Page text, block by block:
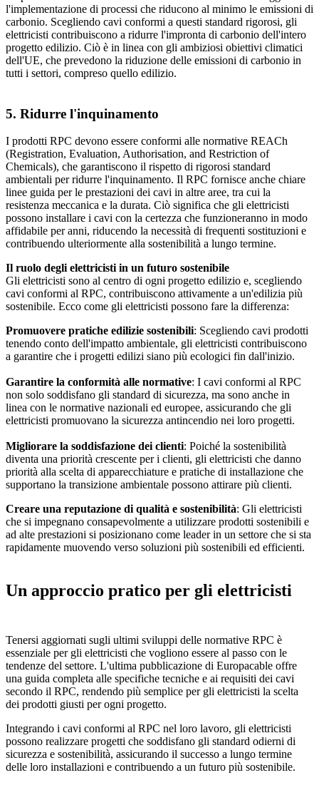
l'implementazione di processi che riducono al minimo le emissioni di
carbonio. Scegliendo cavi conformi a questi standard rigorosi, gli
elettricisti contribuiscono a ridurre l'impronta di carbonio dell'intero
progetto edilizio. Ciò è in linea con gli ambiziosi obiettivi climatici
dell'UE, che prevedono la riduzione delle emissioni di carbonio in
tutti i settori, compreso quello edilizio.
5. Ridurre l'inquinamento
I prodotti RPC devono essere conformi alle normative REACh
(Registration, Evaluation, Authorisation, and Restriction of
Chemicals), che garantiscono il rispetto di rigorosi standard
ambientali per ridurre l'inquinamento. Il RPC fornisce anche chiare
linee guida per le prestazioni dei cavi in altre aree, tra cui la
resistenza meccanica e la durata. Ciò significa che gli elettricisti
possono installare i cavi con la certezza che funzioneranno in modo
affidabile per anni, riducendo la necessità di frequenti sostituzioni e
contribuendo ulteriormente alla sostenibilità a lungo termine.
Il ruolo degli elettricisti in un futuro sostenibile
Gli elettricisti sono al centro di ogni progetto edilizio e, scegliendo
cavi conformi al RPC, contribuiscono attivamente a un'edilizia più
sostenibile. Ecco come gli elettricisti possono fare la differenza:
Promuovere pratiche edilizie sostenibili: Scegliendo cavi prodotti
tenendo conto dell'impatto ambientale, gli elettricisti contribuiscono
a garantire che i progetti edilizi siano più ecologici fin dall'inizio.
Garantire la conformità alle normative: I cavi conformi al RPC
non solo soddisfano gli standard di sicurezza, ma sono anche in
linea con le normative nazionali ed europee, assicurando che gli
elettricisti promuovano la sicurezza antincendio nei loro progetti.
Migliorare la soddisfazione dei clienti: Poiché la sostenibilità
diventa una priorità crescente per i clienti, gli elettricisti che danno
priorità alla scelta di apparecchiature e pratiche di installazione che
supportano la transizione ambientale possono attirare più clienti.
Creare una reputazione di qualità e sostenibilità: Gli elettricisti
che si impegnano consapevolmente a utilizzare prodotti sostenibili e
ad alte prestazioni si posizionano come leader in un settore che si sta
rapidamente muovendo verso soluzioni più sostenibili ed efficienti.
Un approccio pratico per gli elettricisti
Tenersi aggiornati sugli ultimi sviluppi delle normative RPC è
essenziale per gli elettricisti che vogliono essere al passo con le
tendenze del settore. L'ultima pubblicazione di Europacable offre
una guida completa alle specifiche tecniche e ai requisiti dei cavi
secondo il RPC, rendendo più semplice per gli elettricisti la scelta
dei prodotti giusti per ogni progetto.
Integrando i cavi conformi al RPC nel loro lavoro, gli elettricisti
possono realizzare progetti che soddisfano gli standard odierni di
sicurezza e sostenibilità, assicurando il successo a lungo termine
delle loro installazioni e contribuendo a un futuro più sostenibile.